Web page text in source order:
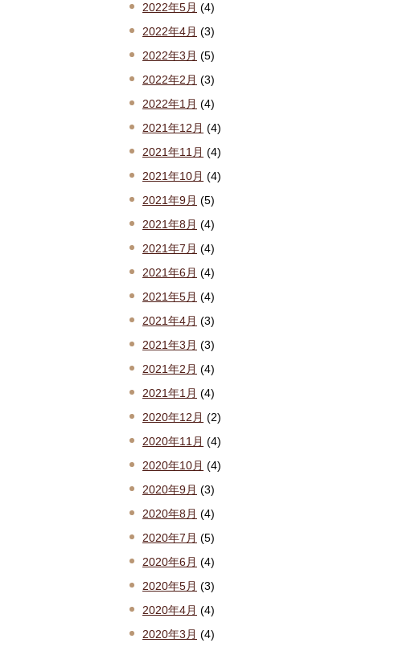
2022年5月 (4)
2022年4月 (3)
2022年3月 (5)
2022年2月 (3)
2022年1月 (4)
2021年12月 (4)
2021年11月 (4)
2021年10月 (4)
2021年9月 (5)
2021年8月 (4)
2021年7月 (4)
2021年6月 (4)
2021年5月 (4)
2021年4月 (3)
2021年3月 (3)
2021年2月 (4)
2021年1月 (4)
2020年12月 (2)
2020年11月 (4)
2020年10月 (4)
2020年9月 (3)
2020年8月 (4)
2020年7月 (5)
2020年6月 (4)
2020年5月 (3)
2020年4月 (4)
2020年3月 (4)